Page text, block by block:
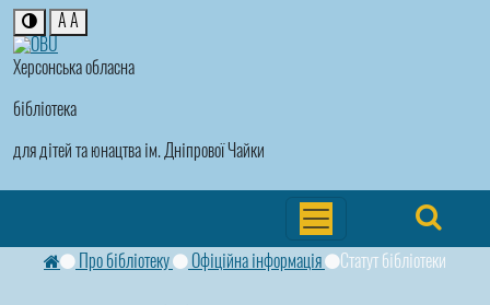
Херсонська обласна
бібліотека
для дітей та юнацтва ім. Дніпрової Чайки
A A
Про бібліотеку Офіційна інформація Статут бібліотеки